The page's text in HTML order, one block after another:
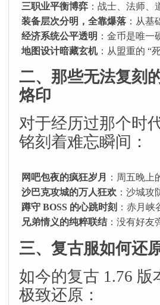
三职业平衡博弈 ：战士、法师
装备层次分明，全靠爆落 ：从
经济系统公平透明 ：金币是唯
地图设计暗藏玄机：从盟重的 “
二、那些无法复刻
烙印
对于经历过那个时
铭刻着难忘瞬间：
网吧包夜的疯狂岁月
：周五晚
沙巴克攻城的万人狂欢 ：沙城
蹲守 BOSS 的心跳时刻 ：赤月
兄弟情义的纯粹联结：没有好友
三、复古服如何还
如今的复古 1.76
极致还原：